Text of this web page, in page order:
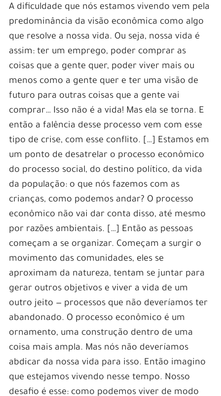
A dificuldade que nós estamos vivendo vem pela
predominância da visão econômica como algo
que resolve a nossa vida. Ou seja, nossa vida é
assim: ter um emprego, poder comprar as
coisas que a gente quer, poder viver mais ou
menos como a gente quer e ter uma visão de
futuro para outras coisas que a gente vai
comprar… Isso não é a vida! Mas ela se torna. E
então a falência desse processo vem com esse
tipo de crise, com esse conflito. […] Estamos em
um ponto de desatrelar o processo econômico
do processo social, do destino político, da vida
da população: o que nós fazemos com as
crianças, como podemos andar? O processo
econômico não vai dar conta disso, até mesmo
por razões ambientais. […] Então as pessoas
começam a se organizar. Começam a surgir o
movimento das comunidades, eles se
aproximam da natureza, tentam se juntar para
gerar outros objetivos e viver a vida de um
outro jeito — processos que não deveríamos ter
abandonado. O processo econômico é um
ornamento, uma construção dentro de uma
coisa mais ampla. Mas nós não deveríamos
abdicar da nossa vida para isso. Então imagino
que estejamos vivendo nesse tempo. Nosso
desafio é esse: como podemos viver de modo